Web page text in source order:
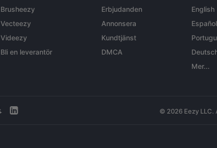
Brusheezy
Vecteezy
Videezy
Bli en leverantör
Erbjudanden
Annonsera
Kundtjänst
DMCA
English
Español
Mer...
© 2026 Eezy